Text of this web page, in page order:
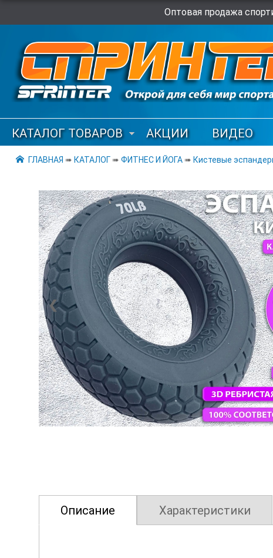
Оптовая продажа
КАТАЛОГ ТОВАРОВ АКЦИИ ВИДЕО
ГЛАВНАЯ ➠ КАТАЛОГ➠ ФИТНЕС И ЙОГА➠ Кистевые
❮
Описание Характеристики